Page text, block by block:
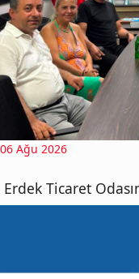
06 Ağu 2026
Erdek Ticaret